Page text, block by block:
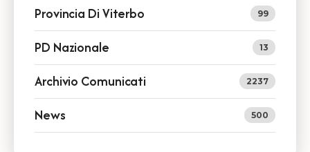
Provincia Di Viterbo 99
PD Nazionale 13
Archivio Comunicati 2237
News 500